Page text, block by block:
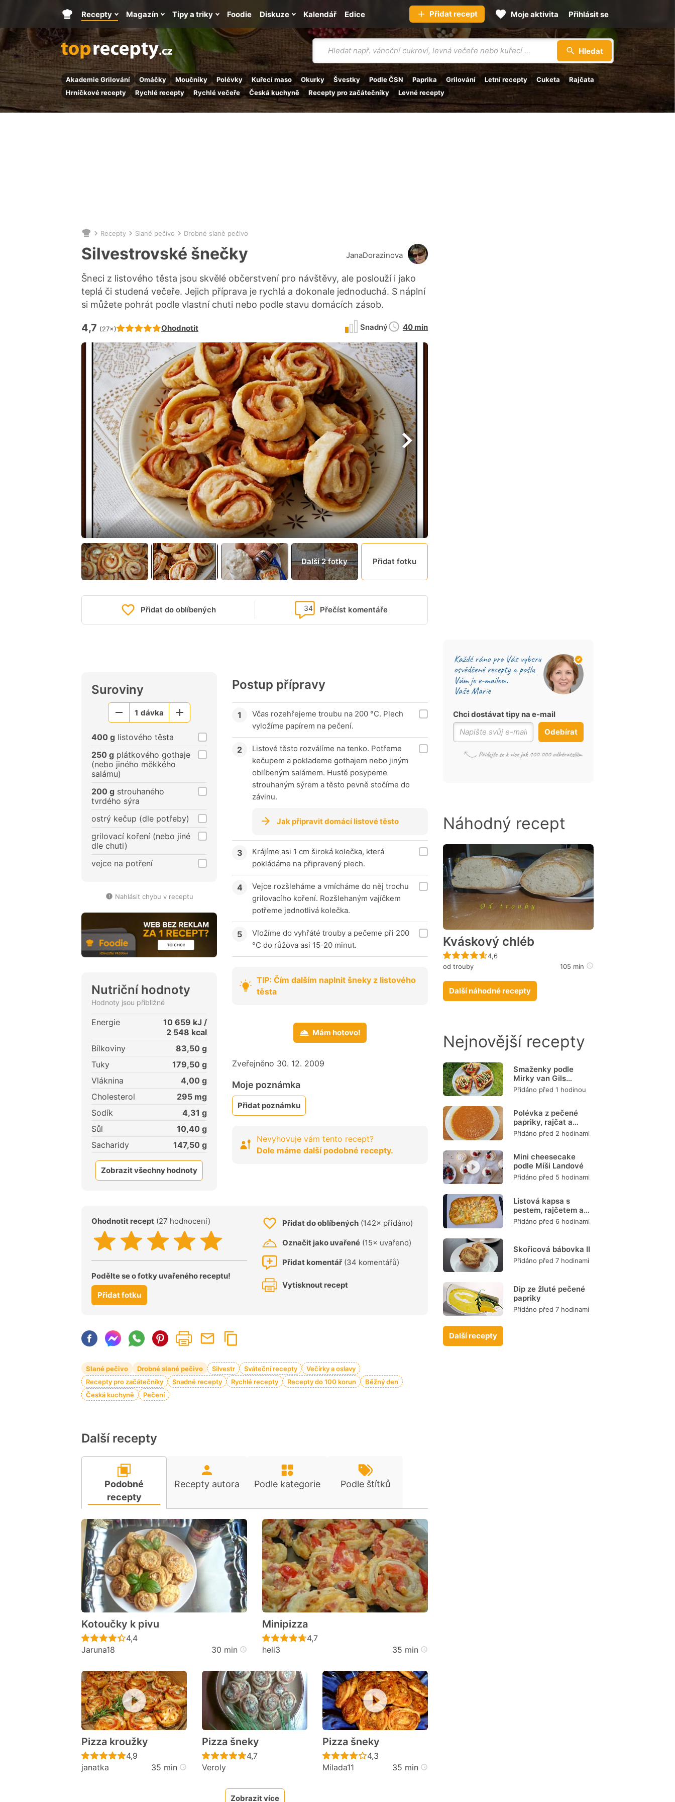
Vyhledávání
Hledat
Akademie Grilování Omáčky Moučníky Polévky Kuřecí maso Okurky Švestky Podle ČSN Paprika Grilování Letní recepty Cuketa
Rajčata
Hrníčkové recepty
Rychlé recepty Rychlé večeře Česká kuchyně Recepty pro začátečníky Levné recepty
Hlavní
stránka
Recepty Magazín Tipy a triky Kalendář
Foodie Diskuze Edice Přidat recept Moje aktivita Přihlásit se
Nacházíte
se
zde:
Recepty Slané pečivo Drobné slané pečivo
Silvestrovské šnečky
Šneci z listového těsta jsou skvělé občerstvení pro návštěvy, ale poslouží i jako
teplá či studená večeře. Jejich příprava je rychlá a dokonale jednoduchá. S náplní
si můžete pohrát podle vlastní chuti nebo podle stavu domácích zásob.
Hodnocení receptu je
4,7 (27×) Ohodnotit
JanaDorazinova
Snadný
Doba
40 min
Další 2 fotky Přidat fotku
Přidat do oblíbených Přečíst komentáře
34
Suroviny
Menší
1 dávka
Větší
400 g listového těsta
250 g plátkového gothaje
(nebo jiného měkkého
salámu)
200 g strouhaného
tvrdého sýra
ostrý kečup (dle potřeby)
grilovací koření (nebo jiné
dle chuti)
vejce na potření
Nahlásit chybu v receptu
Nutriční hodnoty
Hodnoty jsou přibližné
Energie 10 659 kJ /
2 548 kcal
Bílkoviny
83,50 g
Tuky
179,50 g
Vláknina
4,00 g
Cholesterol
295 mg
Sodík
4,31 g
Sůl
10,40 g
Sacharidy
147,50 g
Zobrazit všechny hodnoty
Postup přípravy
Včas rozehřejeme troubu na 200 °C. Plech
vyložíme papírem na pečení.
Listové těsto rozválíme na tenko. Potřeme
kečupem a poklademe gothajem nebo jiným
oblíbeným salámem. Hustě posypeme
strouhaným sýrem a těsto pevně stočíme do
závinu.
Jak připravit domácí listové těsto
Krájíme asi 1 cm široká kolečka, která
pokládáme na připravený plech.
Vejce rozšleháme a vmícháme do něj trochu
grilovacího koření. Rozšlehaným vajíčkem
potřeme jednotlivá kolečka.
Vložíme do vyhřáté trouby a pečeme při 200
°C do růžova asi 15-20 minut.
TIP: Čím dalším naplnit šneky z listového
těsta
Mám hotovo!
Zveřejněno 30. 12. 2009
Moje poznámka
Přidat poznámku
Nevyhovuje vám tento recept?
Dole máme další podobné recepty.
Ohodnotit recept (27 hodnocení)
Podělte se o fotky uvařeného receptu!
Přidat fotku
Přidat do oblíbených (142× přidáno)
Označit jako uvařené (15× uvařeno)
Přidat komentář (34 komentářů)
Vytisknout recept
Slané pečivo Drobné slané pečivo Silvestr Sváteční recepty
Večírky a oslavy
Recepty pro začátečníky
Snadné recepty Rychlé recepty Recepty do 100 korun
Běžný den
Česká kuchyně
Pečení
Další recepty
Podobné
recepty
Recepty autora Podle kategorie Podle štítků
Kotoučky k pivu
Recept ještě nebyl hodnocen
4,4
Jaruna18
30 min
Minipizza
Recept ještě nebyl hodnocen
4,7
heli3
35 min
Pizza kroužky
Recept ještě nebyl hodnocen
4,9
janatka
35 min
Pizza šneky
Recept ještě nebyl hodnocen
4,7
Veroly
Pizza šneky
Recept ještě nebyl hodnocen
4,3
Milada11
35 min
Zobrazit více
Chci dostávat tipy na e-mail
Odebírat
Náhodný recept
Kváskový chléb
Recept ještě nebyl hodnocen
4,6
od trouby
105 min
Další náhodné recepty
Nejnovější recepty
Smaženky podle
Mirky van Gils
Slavíkové
Přidáno před 1 hodinou
Polévka z pečené
papriky, rajčat a
mrkve
Přidáno před 2 hodinami
Mini cheesecake
podle Míši Landové
Přidáno před 5 hodinami
Listová kapsa s
pestem, rajčetem a
mozzarellou
Přidáno před 6 hodinami
Skořicová bábovka II
Přidáno před 7 hodinami
Dip ze žluté pečené
papriky
Přidáno před 7 hodinami
Další recepty